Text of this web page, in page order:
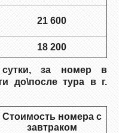
21 600
18 200
за номер в
до\после тура в г.
Стоимость номера с
завтраком